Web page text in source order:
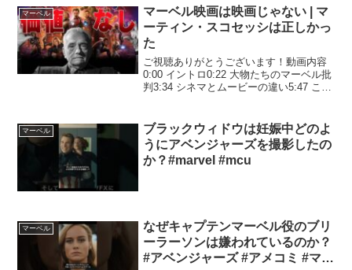
で受け継がれた想い――新たな“キャプテ
ン・アメ...
マーベル
マーベル映画は映画じゃない | マ
ーティン・スコセッシは正しかっ
た
ご視聴ありがとうございます！動画内容
0:00 イントロ0:22 大物たちのマーベル批
判3:34 シネマとムービーの違い5:47 これ
マーベル
ブラックウィドウは妊娠中どのよ
うにアベンジャーズを撮影したの
か？#marvel #mcu
マーベル
なぜキャプテンマーベル役のブリ
ーラーソンは嫌われているのか？
#アベンジャーズ #アメコミ #マー